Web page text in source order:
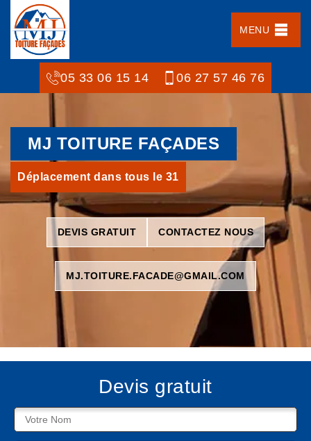
MENU
05 33 06 15 14 06 27 57 46 76
MJ TOITURE FAÇADES
Déplacement dans tous le 31
DEVIS GRATUIT CONTACTEZ NOUS
MJ.TOITURE.FACADE@GMAIL.COM
Devis gratuit